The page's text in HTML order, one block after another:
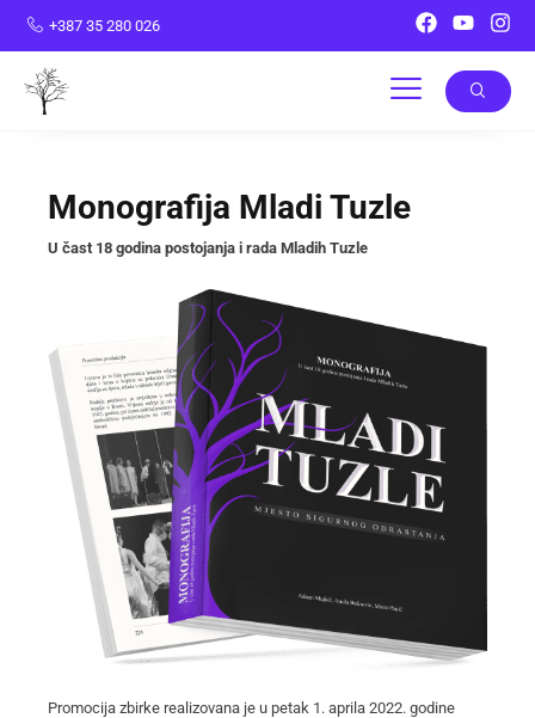
+387 35 280 026
Monografija Mladi Tuzle
U čast 18 godina postojanja i rada Mladih Tuzle
Promocija zbirke realizovana je u petak 1. aprila 2022. godine